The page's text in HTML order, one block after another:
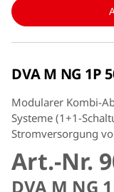
DVA M NG 1P
Modularer Kombi-
Systeme (1+1-
Stromversorgung
Art.-Nr.
DVA M NG